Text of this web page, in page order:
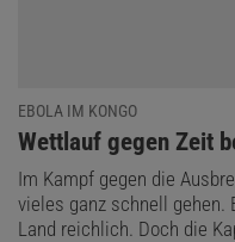
EBOLA IM KONGO
:
Wettlauf gegen Zeit
Im Kampf gegen die
vieles ganz schnell gehen.
Land reichlich. Doch die